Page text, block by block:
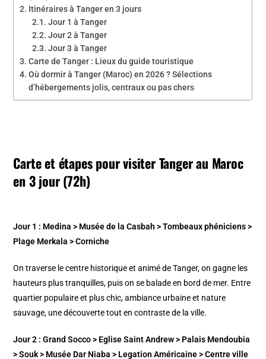
Itinéraires à Tanger en 3 jours
Jour 1 à Tanger
Jour 2 à Tanger
Jour 3 à Tanger
Carte de Tanger : Lieux du guide touristique
Où dormir à Tanger (Maroc) en 2026 ? Sélections
d’hébergements jolis, centraux ou pas chers
Carte et étapes pour visiter Tanger au Maroc
en 3 jour (72h)
Jour 1 : Medina > Musée de la Casbah > Tombeaux phéniciens >
Plage Merkala > Corniche
On traverse le centre historique et animé de Tanger, on gagne les
hauteurs plus tranquilles, puis on se balade en bord de mer. Entre
quartier populaire et plus chic, ambiance urbaine et nature
sauvage, une découverte tout en contraste de la ville.
Jour 2 : Grand Socco > Eglise Saint Andrew > Palais Mendoubia
> Souk > Musée Dar Niaba > Legation Américaine > Centre ville